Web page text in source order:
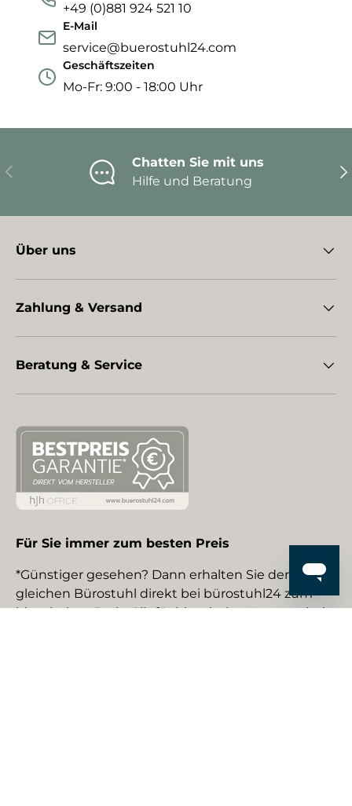
+49 (0)881 924 521 10
E-Mail
service@buerostuhl24.com
Geschäftszeiten
Mo-Fr: 9:00 - 18:00 Uhr
Vorherige
Chatten Sie mit uns
Hilfe und Beratung
Über uns
Zahlung & Versand
Beratung & Service
Für Sie immer zum besten Preis
*Günstiger gesehen? Dann erhalten Sie den
gleichen Bürostuhl direkt bei bürostuhl24 zum
identischen Preis. Gilt für identische Neuware bei